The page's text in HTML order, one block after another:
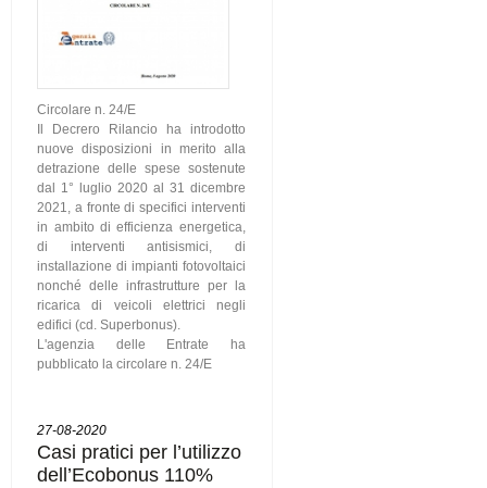
Circolare n. 24/E
Il Decrero Rilancio ha introdotto
nuove disposizioni in merito alla
detrazione delle spese sostenute
dal 1° luglio 2020 al 31 dicembre
2021, a fronte di specifici interventi
in ambito di efficienza energetica,
di interventi antisismici, di
installazione di impianti fotovoltaici
nonché delle infrastrutture per la
ricarica di veicoli elettrici negli
edifici (cd. Superbonus).
L'agenzia delle Entrate ha
pubblicato la circolare n. 24/E
27-08-2020
Casi pratici per l’utilizzo
dell’Ecobonus 110%